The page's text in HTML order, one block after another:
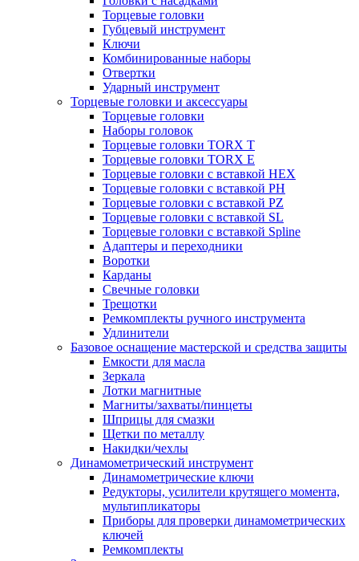
Торцевые головки
Губцевый инструмент
Ключи
Комбинированные наборы
Отвертки
Ударный инструмент
Торцевые головки и аксессуары
Торцевые головки
Наборы головок
Торцевые головки TORX T
Торцевые головки TORX Е
Торцевые головки с вставкой HEX
Торцевые головки с вставкой PH
Торцевые головки с вставкой PZ
Торцевые головки с вставкой SL
Торцевые головки с вставкой Spline
Адаптеры и переходники
Воротки
Карданы
Свечные головки
Трещотки
Ремкомплекты ручного инструмента
Удлинители
Базовое оснащение мастерской и средства защиты
Емкости для масла
Зеркала
Лотки магнитные
Магниты/захваты/пинцеты
Шприцы для смазки
Щетки по металлу
Накидки/чехлы
Динамометрический инструмент
Динамометрические ключи
Редукторы, усилители крутящего момента,
мультипликаторы
Приборы для проверки динамометрических
ключей
Ремкомплекты